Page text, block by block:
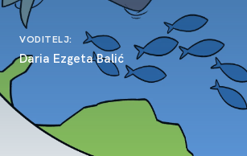
VODITELJ:
Daria Ezgeta Balić